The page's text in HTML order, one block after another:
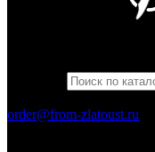
order@from-zlatoust.ru